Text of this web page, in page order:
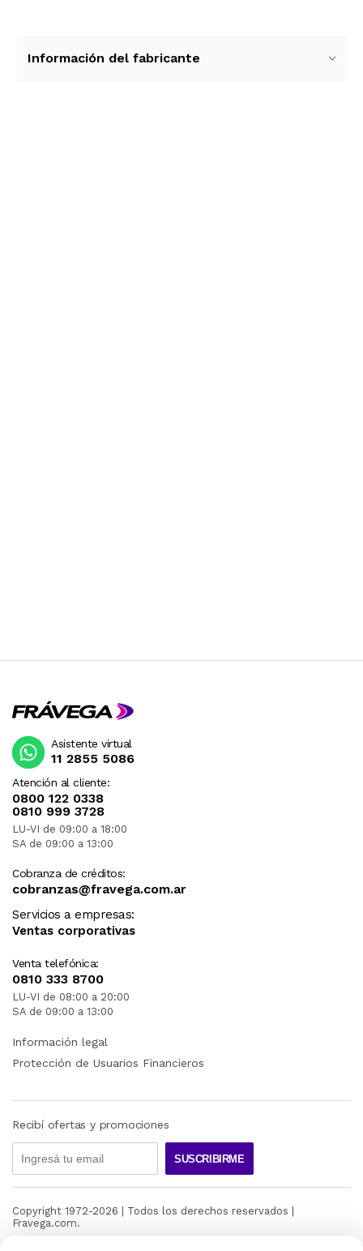
jabón neutro, evitando el calor extremo y
Información del fabricante
Atención al cliente:
0800 122 0338
0810 999 3728
LU-VI de 09:00 a 18:00
SA de 09:00 a 13:00
Cobranza de créditos:
cobranzas@fravega.com.ar
Servicios a empresas:
Ventas corporativas
Venta telefónica:
0810 333 8700
LU-VI de 08:00 a 20:00
SA de 09:00 a 13:00
Asistente virtual
11 2855 5086
Información legal
Protección de Usuarios Financieros
Recibí ofertas y promociones
SUSCRIBIRME
Copyright 1972-2026 | Todos los derechos reservados |
Fravega.com.